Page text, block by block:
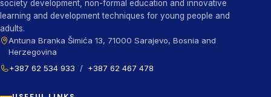
society development, non-formal education and innovative
learning and development techniques for young people and
adults.
Antuna Branka Šimića 13, 71000 Sarajevo, Bosnia and
Herzegovina
+387 62 534 933
/ +387 62 467 478